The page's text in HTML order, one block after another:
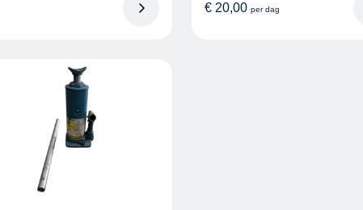
€20,00 per dag